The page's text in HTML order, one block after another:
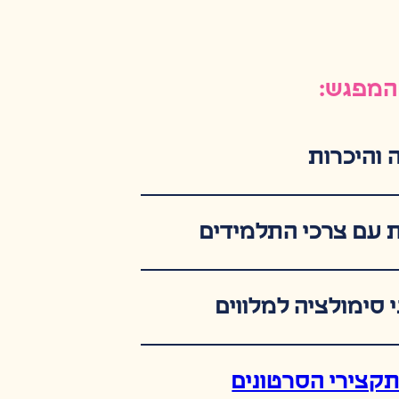
המפגש:
והיכרות
עם צרכי התלמידים
סימולציה למלווים
הסרטונים